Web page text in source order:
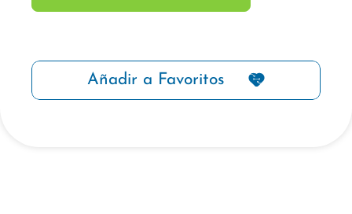
Añadir a Favoritos